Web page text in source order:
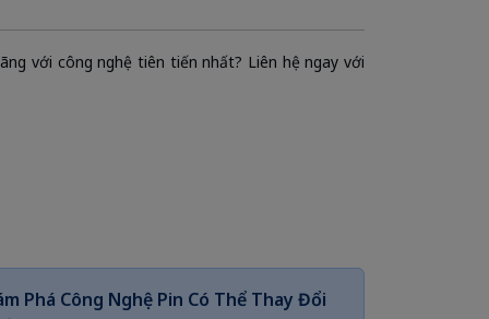
với công nghệ tiên tiến nhất? Liên hệ ngay với
Phá Công Nghệ Pin Có Thể Thay Đổi